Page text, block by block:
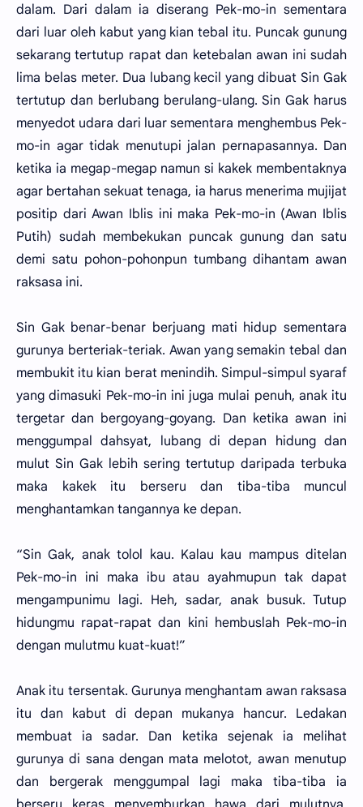
dalam. Dari dalam ia diserang Pek-mo-in sementara
dari luar oleh kabut yang kian tebal itu. Puncak gunung
sekarang tertutup rapat dan ketebalan awan ini sudah
lima belas meter. Dua lubang kecil yang dibuat Sin Gak
tertutup dan berlubang berulang-ulang. Sin Gak harus
menyedot udara dari luar sementara menghembus Pek-
mo-in agar tidak menutupi jalan pernapasannya. Dan
ketika ia megap-megap namun si kakek membentaknya
agar bertahan sekuat tenaga, ia harus menerima mujijat
positip dari Awan Iblis ini maka Pek-mo-in (Awan Iblis
Putih) sudah membekukan puncak gunung dan satu
demi satu pohon-pohonpun tumbang dihantam awan
raksasa ini.
Sin Gak benar-benar berjuang mati hidup sementara
gurunya berteriak-teriak. Awan yang semakin tebal dan
membukit itu kian berat menindih. Simpul-simpul syaraf
yang dimasuki Pek-mo-in ini juga mulai penuh, anak itu
tergetar dan bergoyang-goyang. Dan ketika awan ini
menggumpal dahsyat, lubang di depan hidung dan
mulut Sin Gak lebih sering tertutup daripada terbuka
maka kakek itu berseru dan tiba-tiba muncul
menghantamkan tangannya ke depan.
“Sin Gak, anak tolol kau. Kalau kau mampus ditelan
Pek-mo-in ini maka ibu atau ayahmupun tak dapat
mengampunimu lagi. Heh, sadar, anak busuk. Tutup
hidungmu rapat-rapat dan kini hembuslah Pek-mo-in
dengan mulutmu kuat-kuat!”
Anak itu tersentak. Gurunya menghantam awan raksasa
itu dan kabut di depan mukanya hancur. Ledakan
membuat ia sadar. Dan ketika sejenak ia melihat
gurunya di sana dengan mata melotot, awan menutup
dan bergerak menggumpal lagi maka tiba-tiba ia